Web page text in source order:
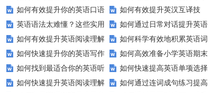
听力练习资源？
生英语听说读写技能？
如何有效提升你的英语口语
表达能力？这5个技巧让你说一
口流利英语！
如何有效提升英汉互译技
巧？这些方法让你翻译更精准！
英语语法太难懂？这些实用
技巧让你轻松掌握！
如何通过日常对话提升英语
口语能力？试试这5个方法！
如何有效提升英语阅读理解
能力？这些技巧让你事半功倍！
如何科学有效地积累英语词
汇？
如何快速提升你的英语写作
技巧？这些建议助你一臂之力
如何高效准备小学英语期末
评估？这些技巧助你轻松过关！
如何找到最适合你的英语听
力测试？
如何快速提高英语单项选择
题的得分？
如何快速提升英语阅读理解
如何通过连词成句练习提高